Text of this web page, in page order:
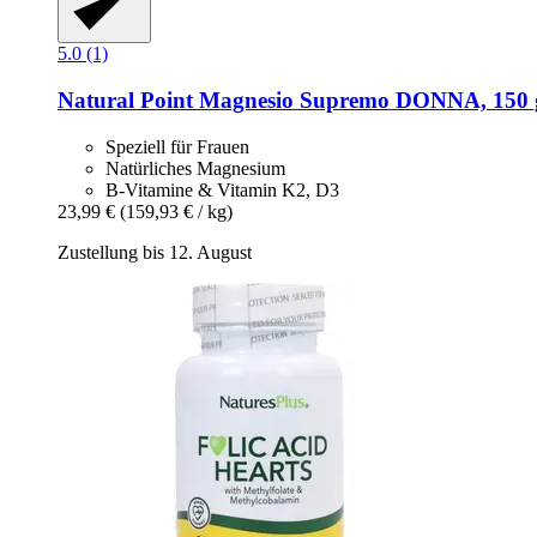
5.0 (1)
Natural Point Magnesio Supremo DONNA, 150
Speziell für Frauen
Natürliches Magnesium
B-Vitamine & Vitamin K2, D3
23,99 € (159,93 € / kg)
Zustellung bis 12. August